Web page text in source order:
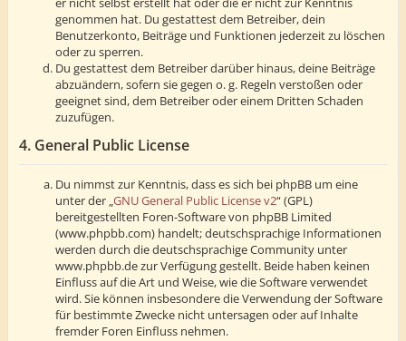
genommen hat. Du gestattest dem Betreiber, dein
Benutzerkonto, Beiträge und Funktionen jederzeit zu löschen
oder zu sperren.
Du gestattest dem Betreiber darüber hinaus, deine Beiträge
abzuändern, sofern sie gegen o. g. Regeln verstoßen oder
geeignet sind, dem Betreiber oder einem Dritten Schaden
zuzufügen.
4. General Public License
Du nimmst zur Kenntnis, dass es sich bei phpBB um eine
unter der „GNU General Public License v2“ (GPL)
bereitgestellten Foren-Software von phpBB Limited
(www.phpbb.com) handelt; deutschsprachige Informationen
werden durch die deutschsprachige Community unter
www.phpbb.de zur Verfügung gestellt. Beide haben keinen
Einfluss auf die Art und Weise, wie die Software verwendet
wird. Sie können insbesondere die Verwendung der Software
für bestimmte Zwecke nicht untersagen oder auf Inhalte
fremder Foren Einfluss nehmen.